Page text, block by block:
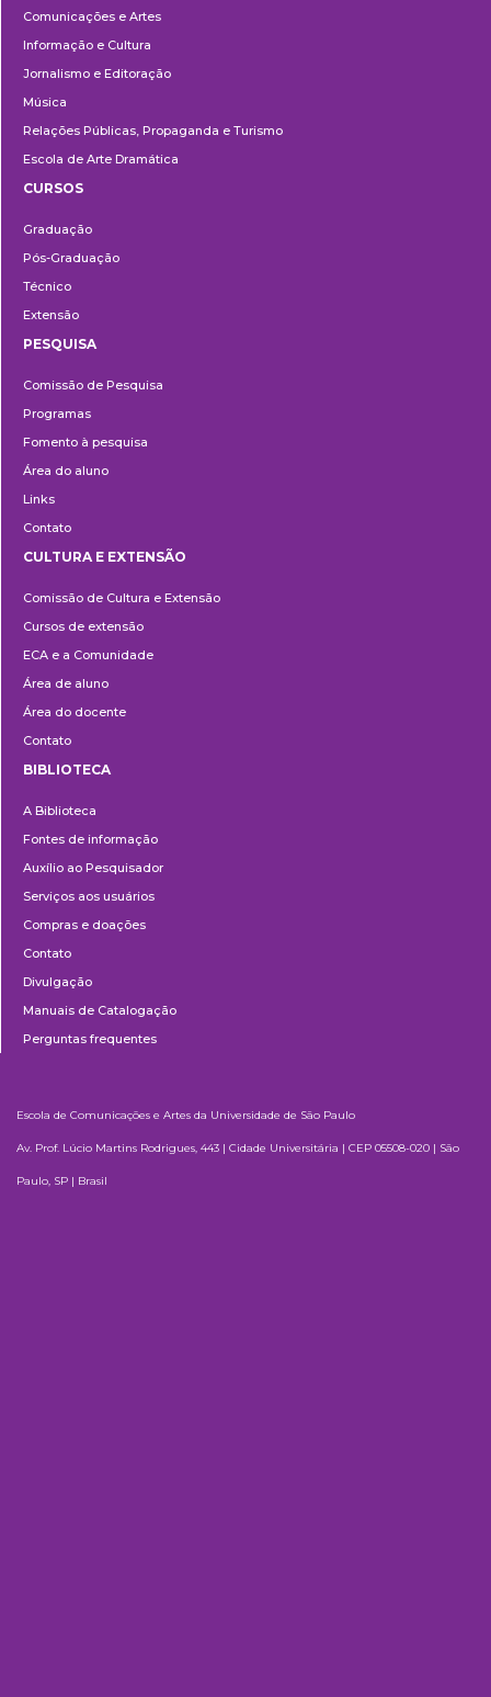
Comunicações e Artes
Informação e Cultura
Jornalismo e Editoração
Música
Relações Públicas, Propaganda e Turismo
Escola de Arte Dramática
CURSOS
Graduação
Pós-Graduação
Técnico
Extensão
PESQUISA
Comissão de Pesquisa
Programas
Fomento à pesquisa
Área do aluno
Links
Contato
e
Extensão
CULTURA E EXTENSÃO
Comissão de Cultura e Extensão
Cursos de extensão
ECA e a Comunidade
Área de aluno
Área do docente
Contato
BIBLIOTECA
A Biblioteca
Fontes de informação
Auxílio ao Pesquisador
Serviços aos usuários
Compras e doações
Contato
Divulgação
Manuais de Catalogação
Perguntas frequentes
Escola de Comunicações e Artes da Universidade de São Paulo
Av. Prof. Lúcio Martins Rodrigues, 443 | Cidade Universitária | CEP 05508-020 | São
Paulo, SP | Brasil